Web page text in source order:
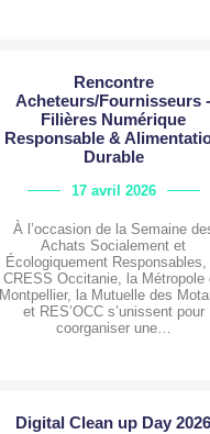
Rencontre
Acheteurs/Fournisseurs -
Filières Numérique
Responsable &
Durable
17 avril 2026
À l’occasion de la Semaine
Achats Socialement et
Écologiquement Responsables,
CRESS Occitanie, la Métropole
Montpellier, la Mutuelle des
et RES’OCC s’unissent pour
coorganiser une…
Digital Clean up Day 2026